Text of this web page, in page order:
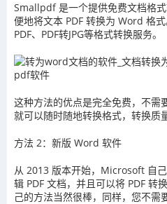
Smallpdf 是一个提供免费文档格
便地将文本 PDF 转换为 Word 格
PDF、PDF转JPG等格式转换服务。
这种方法的优点是完全免费，不需
就可以随时随地转换格式，转换质
方法 2：新版 Word 软件
从 2013 版本开始，Microsoft 自
辑 PDF 文档，并且可以将 PDF
己的方法当然很棒，同样，您不需